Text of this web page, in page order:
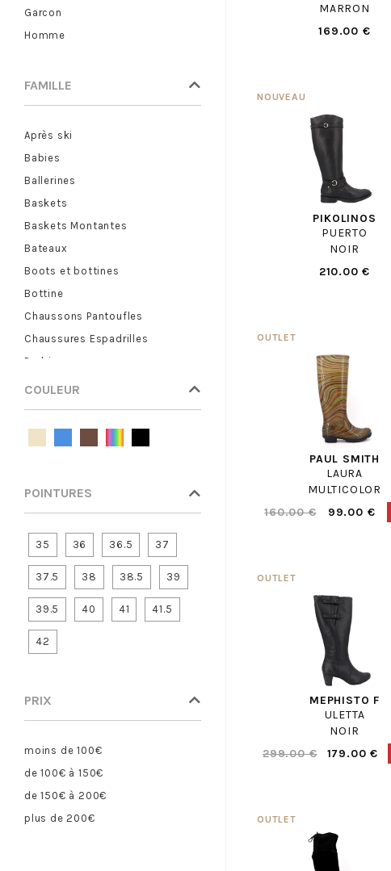
BRONX
BULLBOXER F
CAMPER
CANDICE COOPER
CAPO NORD
CAPRICE
CARMELA
CASADEI
CASTELLER
CAVAL
CERVONE
CLARKS
CLERGERIE
COCO ABRICOT
COPENHAGEN STUDIOS
CROCS
DANSI
DATE
DL SPORT
DORKING
ELVIO ZANON
EMILIE KARSTON
ENZO DI MARTINO
EREL
FAGUO
Garcon
Homme
FAMILLE
Après ski
Babies
Ballerines
Baskets
Baskets Montantes
Bateaux
Boots et bottines
Bottine
Chaussons Pantoufles
Chaussures Espadrilles
Derbies
Escarpins
Mocassins
Mules et Sabots
Trotteurs
COULEUR
POINTURES
35 36 36.5 37
37.5 38 38.5 39
39.5 40 41 41.5
42
PRIX
moins de 100€
de 100€ à 150€
de 150€ à 200€
plus de 200€
MARRON
169.00 €
PIKOLINOS
PUERTO
NOIR
210.00 €
PAUL SMITH
LAURA
MULTICOLOR
160.00 €
99.00 €
MEPHISTO F
ULETTA
NOIR
299.00 €
179.00 €